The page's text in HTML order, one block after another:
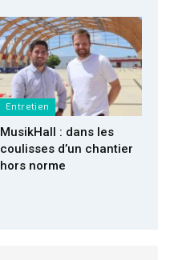
Entretien
MusikHall : dans les
coulisses d’un chantier
hors norme